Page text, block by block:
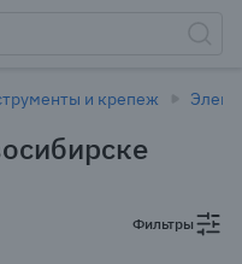
и крепеж
Фильтры